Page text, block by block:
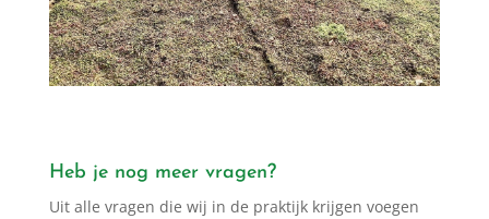
Heb je nog meer vragen?
Uit alle vragen die wij in de praktijk krijgen voegen